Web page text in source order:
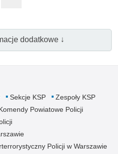
dodatkowe ↓
Sekcje KSP
Zespoły KSP
Powiatowe Policji
Policji w Warszawie